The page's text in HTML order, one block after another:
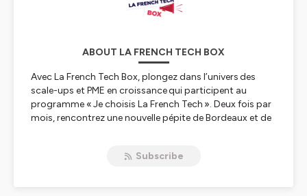
ABOUT LA FRENCH TECH BOX
Avec La French Tech Box, plongez dans l’univers des
scale-ups et PME en croissance qui participent au
programme « Je choisis La French Tech ». Deux fois par
mois, rencontrez une nouvelle pépite de Bordeaux et de
développement, ses résultats, ses problèmes et
Subscribe